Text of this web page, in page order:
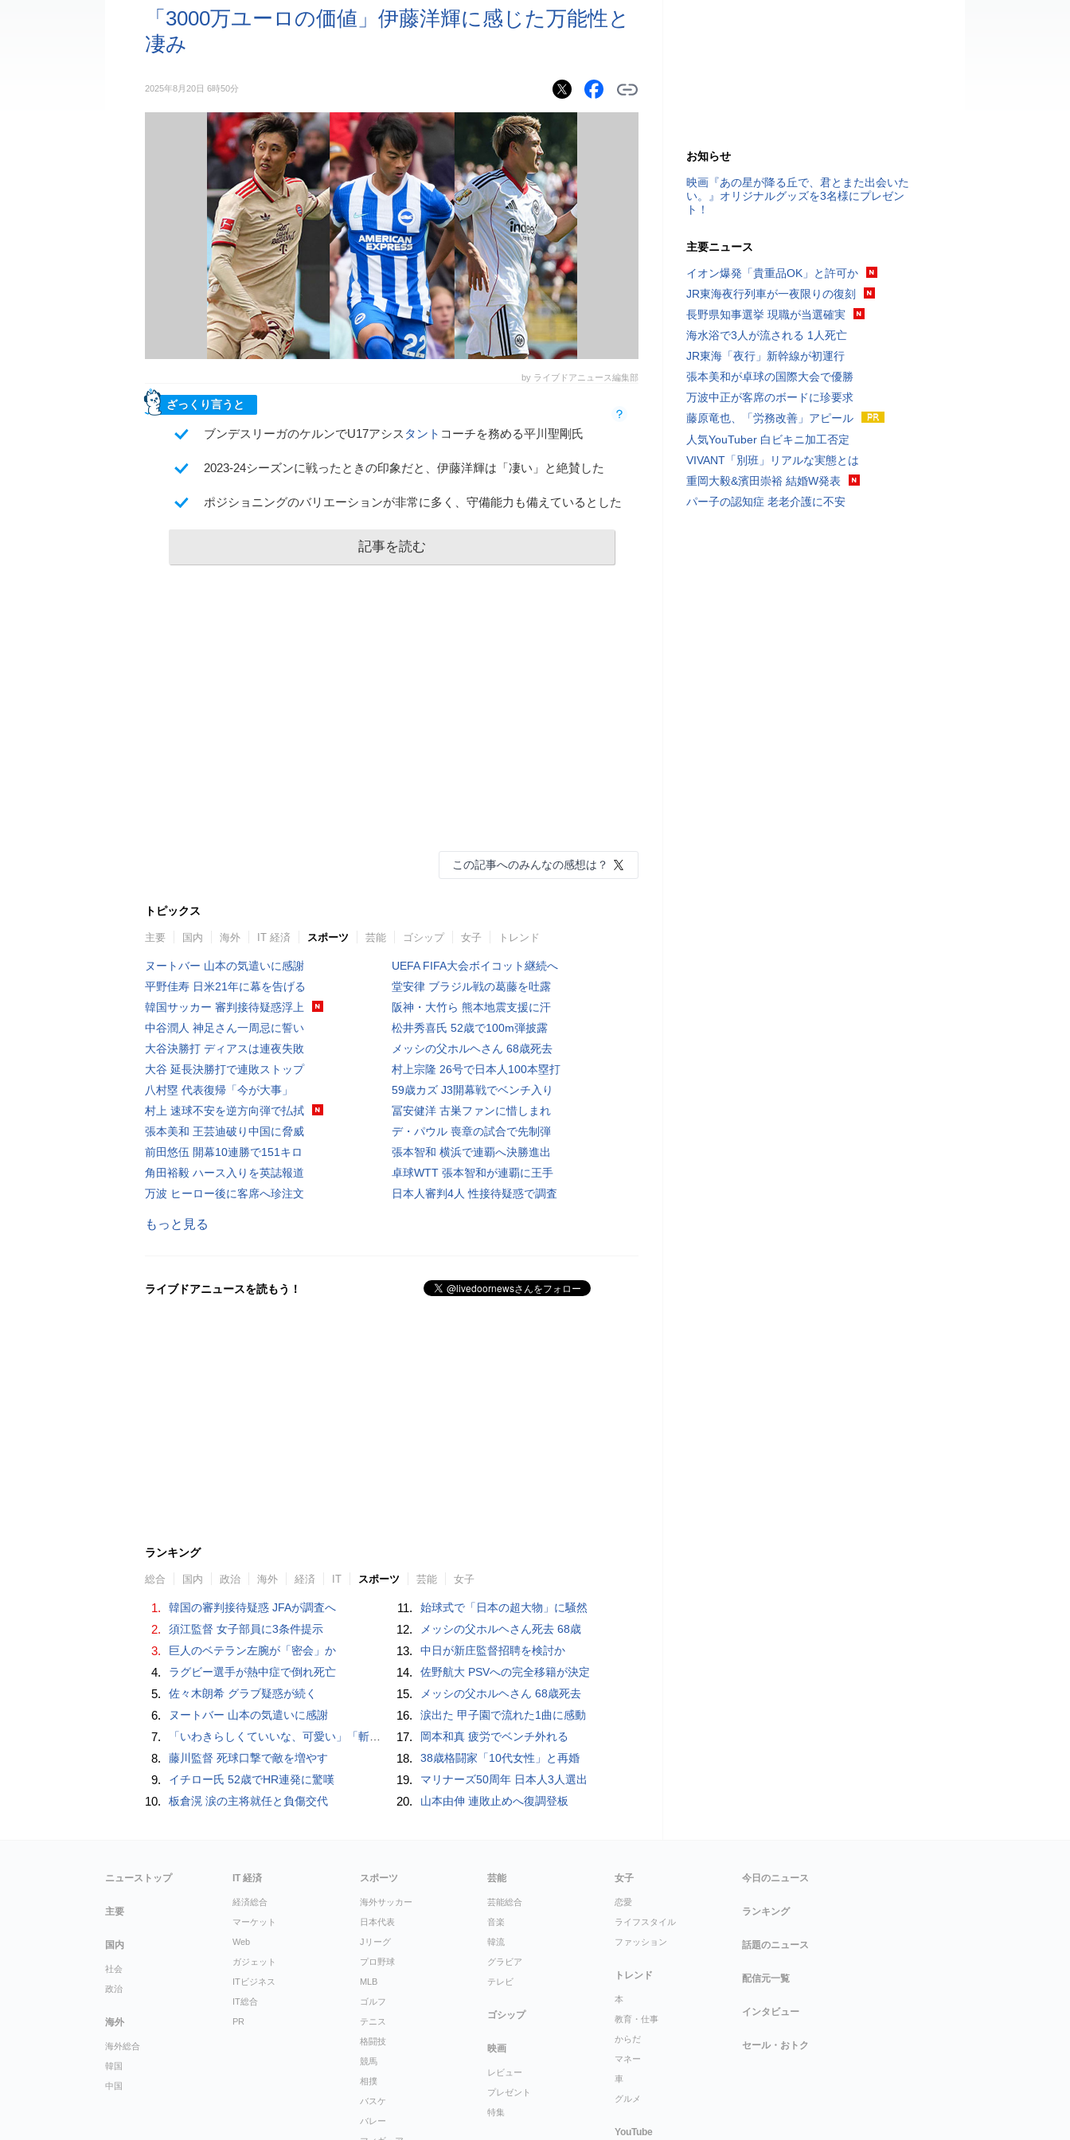
「3000万ユーロの価値」伊藤洋輝に感じた万能性と
凄み
2025年8月20日 6時50分
by ライブドアニュース編集部
ざっくり言うと
ブンデスリーガのケルンでU17アシス タント コーチを務める平川聖剛氏
2023-24シーズンに戦ったときの印象だと、伊藤洋輝は「凄い」と絶賛した
ポジショニングのバリエーションが非常に多く、守備能力も備えているとした
記事を読む
この記事へのみんなの感想は？
トピックス
主要 国内 海外 IT 経済 スポーツ 芸能 ゴシップ 女子 トレンド
ヌートバー 山本の気遣いに感謝
平野佳寿 日米21年に幕を告げる
韓国サッカー 審判接待疑惑浮上
中谷潤人 神足さん一周忌に誓い
大谷決勝打 ディアスは連夜失敗
大谷 延長決勝打で連敗ストップ
八村塁 代表復帰「今が大事」
村上 速球不安を逆方向弾で払拭
張本美和 王芸迪破り中国に脅威
前田悠伍 開幕10連勝で151キロ
角田裕毅 ハース入りを英誌報道
万波 ヒーロー後に客席へ珍注文
UEFA FIFA大会ボイコット継続へ
堂安律 ブラジル戦の葛藤を吐露
阪神・大竹ら 熊本地震支援に汗
松井秀喜氏 52歳で100m弾披露
メッシの父ホルヘさん 68歳死去
村上宗隆 26号で日本人100本塁打
59歳カズ J3開幕戦でベンチ入り
冨安健洋 古巣ファンに惜しまれ
デ・パウル 喪章の試合で先制弾
張本智和 横浜で連覇へ決勝進出
卓球WTT 張本智和が連覇に王手
日本人審判4人 性接待疑惑で調査
もっと見る
ライブドアニュースを読もう！
ランキング
総合 国内 政治 海外 経済 IT スポーツ 芸能 女子
1. 韓国の審判接待疑惑 JFAが調査へ
2. 須江監督 女子部員に3条件提示
3. 巨人のベテラン左腕が「密会」か
4. ラグビー選手が熱中症で倒れ死亡
5. 佐々木朗希 グラブ疑惑が続く
6. ヌートバー 山本の気遣いに感謝
7. 「いわきらしくていいな、可愛い」「斬新」初出場初勝利の東日本国際大昌平、アルプス彩ったフラダンス部の応援に反響 部員は感無量「夢を見ているよう」
8. 藤川監督 死球口撃で敵を増やす
9. イチロー氏 52歳でHR連発に驚嘆
10. 板倉滉 涙の主将就任と負傷交代
11. 始球式で「日本の超大物」に騒然
12. メッシの父ホルヘさん死去 68歳
13. 中日が新庄監督招聘を検討か
14. 佐野航大 PSVへの完全移籍が決定
15. メッシの父ホルヘさん 68歳死去
16. 涙出た 甲子園で流れた1曲に感動
17. 岡本和真 疲労でベンチ外れる
18. 38歳格闘家「10代女性」と再婚
19. マリナーズ50周年 日本人3人選出
20. 山本由伸 連敗止めへ復調登板
お知らせ
映画『あの星が降る丘で、君とまた出会いた
い。』オリジナルグッズを3名様にプレゼン
ト！
主要ニュース
イオン爆発「貴重品OK」と許可か
JR東海夜行列車が一夜限りの復刻
長野県知事選挙 現職が当選確実
海水浴で3人が流される 1人死亡
JR東海「夜行」新幹線が初運行
張本美和が卓球の国際大会で優勝
万波中正が客席のボードに珍要求
藤原竜也、「労務改善」アピール
人気YouTuber 白ビキニ加工否定
VIVANT「別班」リアルな実態とは
重岡大毅&濱田崇裕 結婚W発表
パー子の認知症 老老介護に不安
ニューストップ
主要
国内
社会
政治
海外
海外総合
韓国
中国
IT 経済
経済総合
マーケット
Web
ガジェット
ITビジネス
IT総合
PR
スポーツ
海外サッカー
日本代表
Jリーグ
プロ野球
MLB
ゴルフ
テニス
格闘技
競馬
相撲
バスケ
バレー
芸能
芸能総合
音楽
韓流
グラビア
テレビ
ゴシップ
映画
レビュー
プレゼント
特集
女子
恋愛
ライフスタイル
ファッション
トレンド
本
教育・仕事
からだ
マネー
車
グルメ
YouTube
今日のニュース
ランキング
話題のニュース
配信元一覧
インタビュー
セール・おトク